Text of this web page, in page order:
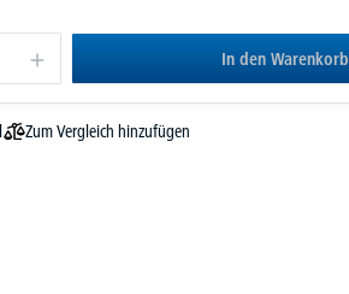
In den Warenkorb
Zum Vergleich hinzufügen